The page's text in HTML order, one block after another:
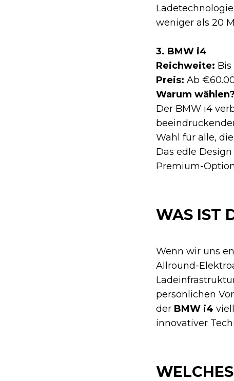
weniger als 20
3. BMW i4
Reichweite:
Preis: Ab
Warum wählen?
Der BMW i4
Wahl für alle,
Das edle
Premium-
WAS IST
Wenn wir uns
Allround-
persönlichen
der BMW i4
innovativer